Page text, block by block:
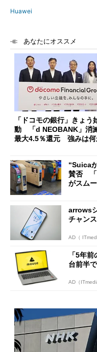
Huawei
あなたにオススメ
「ドコモの銀行」きょう
動 「d NEOBANK」消滅
最大4.5％還元 強みは何
“Suica
賛否 「
がスムー
arrows
チャン
AD（
「5年
台前半
AD（